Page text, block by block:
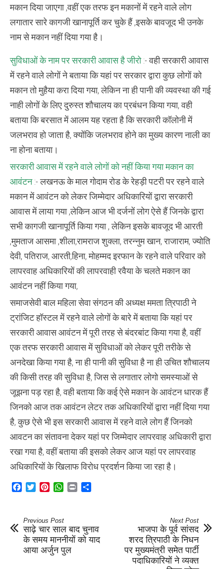
मकान दिया जाएगा ,वहीं एक तरफ इन मकानों में रहने वाले लोग
लगातार सारे कागजी खानापूर्ति कर चुके हैं ,इसके बावजूद भी उनके
नाम से मकान नहीं दिया गया है।
सुविधाओं के नाम पर सरकारी आवास है जीरो:- वही सरकारी आवास
में रहने वाले लोगों ने बताया कि यहां पर सरकार द्वारा कुछ लोगों को
मकान तो मुहैया करा दिया गया, लेकिन ना ही पानी की व्यवस्था की गई
नाही लोगों के लिए दुरुस्त शौचालय का प्रबंधन किया गया, वही
बताया कि बरसात में आलम यह रहता है कि सरकारी कॉलोनी में
जलभराव हो जाता है, क्योंकि जलभराव होने का मुख्य कारण नाली का
ना होना बताया।
सरकारी आवास में रहने वाले लोगों को नहीं किया गया मकान का
आवंटन:- लखनऊ के माल गोदाम रोड के रेहड़ी पटरी पर रहने वाले
मकान में आवंटन को लेकर जिम्मेदार अधिकारियों द्वारा सरकारी
आवास में लाया गया ,लेकिन आज भी दर्जनों लोग ऐसे हैं जिनके द्वारा
सभी कागजी खानापूर्ति किया गया , लेकिन इसके बावजूद भी आरती
,मुमताज आसमा ,शीला,रामराज शुक्ला, तरन्नुम खान, राजाराम, ज्योति
देवी, पतिराज, आरती,हिना, मोहम्मद इरफान के रहने वाले परिवार को
लापरवाह अधिकारियों की लापरवाही रवैया के चलते मकान का
आवंटन नहीं किया गया,
समाजसेवी बाल महिला सेवा संगठन की अध्यक्ष ममता त्रिपाठी ने
ट्रांजिट हॉस्टल में रहने वाले लोगों के बारे में बताया कि यहां पर
सरकारी आवास आवंटन में पूरी तरह से बंदरबांट किया गया है, वहीं
एक तरफ सरकारी आवास में सुविधाओं को लेकर पूरी तरीके से
अनदेखा किया गया है, ना ही पानी की सुविधा है ना ही उचित शौचालय
की किसी तरह की सुविधा है, जिस से लगातार लोगो समस्याओं से
जूझना पड़ रहा है, वही बताया कि कई ऐसे मकान के आवंटन धारक हैं
जिनको आज तक आवंटन लेटर तक अधिकारियों द्वारा नहीं दिया गया
है, कुछ ऐसे भी इस सरकारी आवास में रहने वाले लोग हैं जिनको
आवटन का संतावना देकर यहां पर जिम्मेदार लापरवाह अधिकारी द्वारा
रखा गया है, वहीं बताया की इसको लेकर आज यहां पर लापरवाह
अधिकारियों के खिलाफ विरोध प्रदर्शन किया जा रहा है।
Facebook
TwitterPinterestWhatsApp
Print
Previous Post
साढ़े चार साल बाद चुनाव
के समय माननीयों को याद
आया अर्जुन पुल
Next Post
भाजपा के पूर्व सांसद
शरद त्रिपाठी के निधन
पर मुख्यमंत्री समेत पार्टी
पदाधिकारियों ने व्यक्त